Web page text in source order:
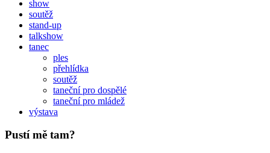
show
soutěž
stand-up
talkshow
tanec
ples
přehlídka
soutěž
taneční pro dospělé
taneční pro mládež
výstava
Pustí mě tam?